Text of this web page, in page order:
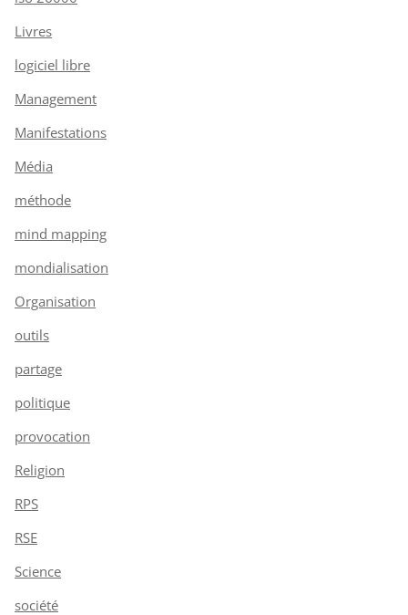
Livres
logiciel libre
Management
Manifestations
Média
méthode
mind mapping
mondialisation
Organisation
outils
partage
politique
provocation
Religion
RPS
RSE
Science
société